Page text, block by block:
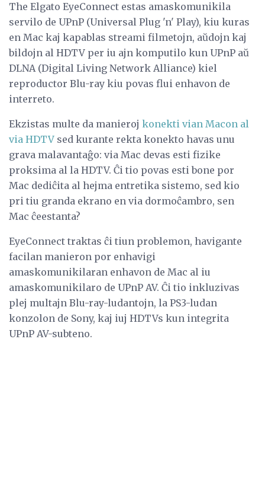
The Elgato EyeConnect estas amaskomunikila
servilo de UPnP (Universal Plug 'n' Play), kiu kuras
en Mac kaj kapablas streami filmetojn, aŭdojn kaj
bildojn al HDTV per iu ajn komputilo kun UPnP aŭ
DLNA (Digital Living Network Alliance) kiel
reproductor Blu-ray kiu povas flui enhavon de
interreto.
Ekzistas multe da manieroj konekti vian Macon al
via HDTV sed kurante rekta konekto havas unu
grava malavantaĝo: via Mac devas esti fizike
proksima al la HDTV. Ĉi tio povas esti bone por
Mac dediĉita al hejma entretika sistemo, sed kio
pri tiu granda ekrano en via dormoĉambro, sen
Mac ĉeestanta?
EyeConnect traktas ĉi tiun problemon, havigante
facilan manieron por enhavigi
amaskomunikilaran enhavon de Mac al iu
amaskomunikilaro de UPnP AV. Ĉi tio inkluzivas
plej multajn Blu-ray-ludantojn, la PS3-ludan
konzolon de Sony, kaj iuj HDTVs kun integrita
UPnP AV-subteno.